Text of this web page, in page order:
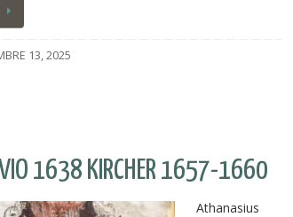
13, 2025
1638 KIRCHER 1657-1660
Athanasius